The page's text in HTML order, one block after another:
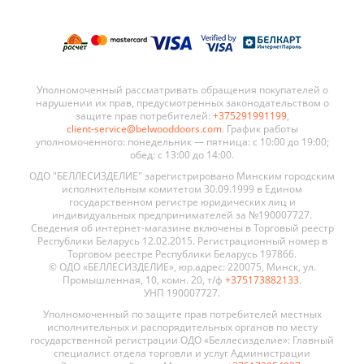
Уполномоченный рассматривать обращения покупателей о
нарушении их прав, предусмотренных законодательством о
защите прав потребителей: +375291991199,
client-service@belwooddoors.com. График работы
уполномоченного: понедельник — пятница: с 10:00 до 19:00;
обед: с 13:00 до 14:00.
ОДО "БЕЛЛЕСИЗДЕЛИЕ" зарегистрировано Минским городским
исполнительным комитетом 30.09.1999 в Едином
государственном регистре юридических лиц и
индивидуальных предпринимателей за №190007727.
Сведения об интернет-магазине включены в Торговый реестр
Республики Беларусь 12.02.2015. Регистрационный номер в
Торговом реестре Республики Беларусь 197866.
© ОДО «БЕЛЛЕСИЗДЕЛИЕ», юр.адрес: 220075, Минск, ул.
Промышленная, 10, комн. 20, т/ф +375173882133.
УНП 190007727.
Уполномоченный по защите прав потребителей местных
исполнительных и распорядительных органов по месту
государственной регистрации ОДО «Беллесизделие»: Главный
специалист отдела торговли и услуг Администрации